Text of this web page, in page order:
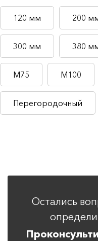
120 мм 200
300 мм 380
М75 М100
Перегородочный
Остались